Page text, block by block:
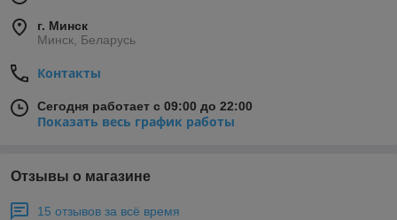
г. Минск
Минск, Беларусь
Контакты
Сегодня работает с 09:00 до 22:00
Показать весь график работы
Отзывы о магазине
15 отзывов за всё время